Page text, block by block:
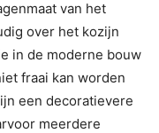
van het
over het kozijn
in de moderne bouw
fraai kan worden
een decoratievere
meerdere